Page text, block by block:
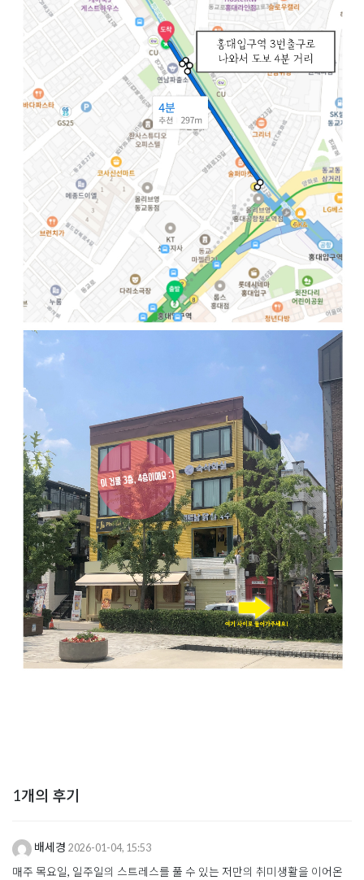
1개의 후기
배세경 2026-01-04, 15:53
매주 목요일, 일주일의 스트레스를 풀 수 있는 저만의 취미생활을 이어온